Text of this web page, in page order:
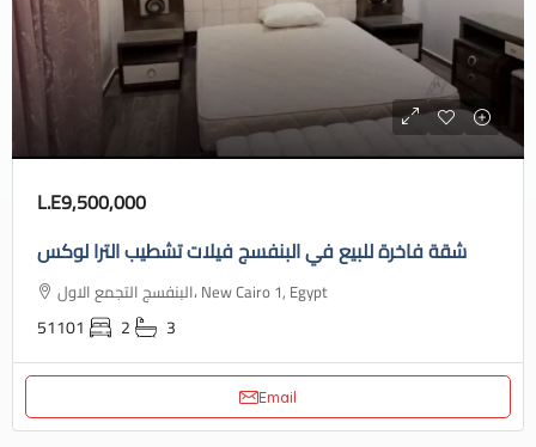
L.E9,500,000
شقة فاخرة للبيع في البنفسج فيلات تشطيب الترا لوكس
البنفسج التجمع الاول، New Cairo 1, Egypt
51101 2 3
Email